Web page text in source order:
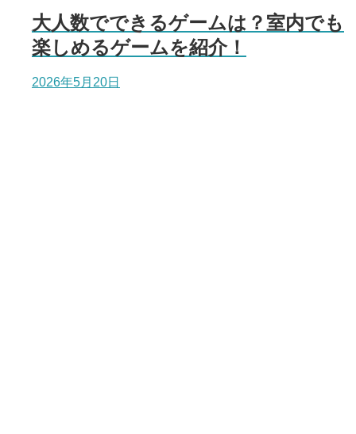
大人数でできるゲームは？室内でも
楽しめるゲームを紹介！
2026年5月20日